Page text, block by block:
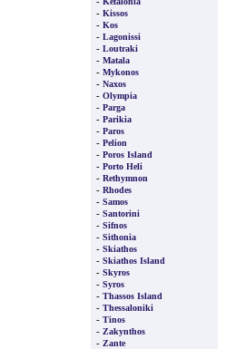
- Kissos
- Kos
- Lagonissi
- Loutraki
- Matala
- Mykonos
- Naxos
- Olympia
- Parga
- Parikia
- Paros
- Pelion
- Poros Island
- Porto Heli
- Rethymnon
- Rhodes
- Samos
- Santorini
- Sifnos
- Sithonia
- Skiathos
- Skiathos Island
- Skyros
- Syros
- Thassos Island
- Thessaloniki
- Tinos
- Zakynthos
- Zante